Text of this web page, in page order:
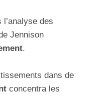
des
Jennison
.
dans de
concentra les